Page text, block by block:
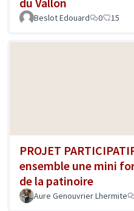
Beslot Edouard 0 15
PROJET
ensemble une mini
de la patinoire
Aure Genouvrier Lhermite